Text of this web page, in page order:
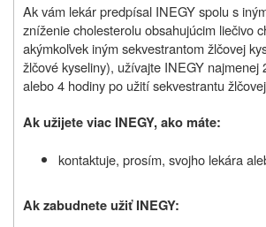
Ak vám lekár predpísal INEGY spolu s
zníženie cholesterolu obsahujúcim liečivo
akýmkoľvek iným sekvestrantom žlčovej
žlčové kyseliny), užívajte INEGY najmenej
alebo 4 hodiny po užití sekvestrantu
Ak užijete viac INEGY, ako máte:
kontaktuje, prosím, svojho lekára
Ak zabudnete užiť INEGY: